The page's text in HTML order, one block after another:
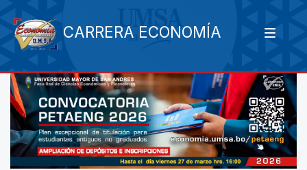
CARRERA ECONOMÍA